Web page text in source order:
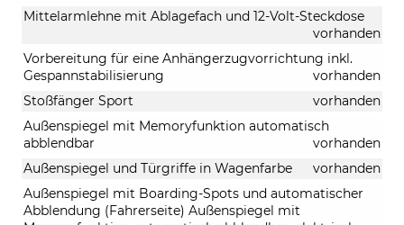
Mittelarmlehne mit Ablagefach und 12-Volt-Steckdose
vorhanden
Vorbereitung für eine Anhängerzugvorrichtung inkl.
Gespannstabilisierung
vorhanden
Stoßfänger Sport
vorhanden
Außenspiegel mit Memoryfunktion automatisch
abblendbar
vorhanden
Außenspiegel und Türgriffe in Wagenfarbe
vorhanden
Außenspiegel mit Boarding-Spots und automatischer
Abblendung (Fahrerseite) Außenspiegel mit